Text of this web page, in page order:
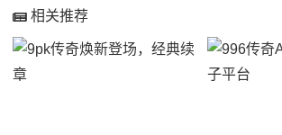
相关推荐